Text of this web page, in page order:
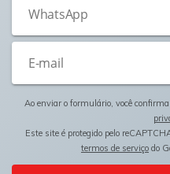
Ao enviar o formulário, você
Este site é protegido pelo
termos de serviço do